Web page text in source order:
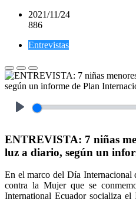
2021/11/24
886
Entrevistas
ENTREVISTA: 7 niñas
luz a diario, según un
En el marco del Día
contra la Mujer que se
International Ecuador socializa